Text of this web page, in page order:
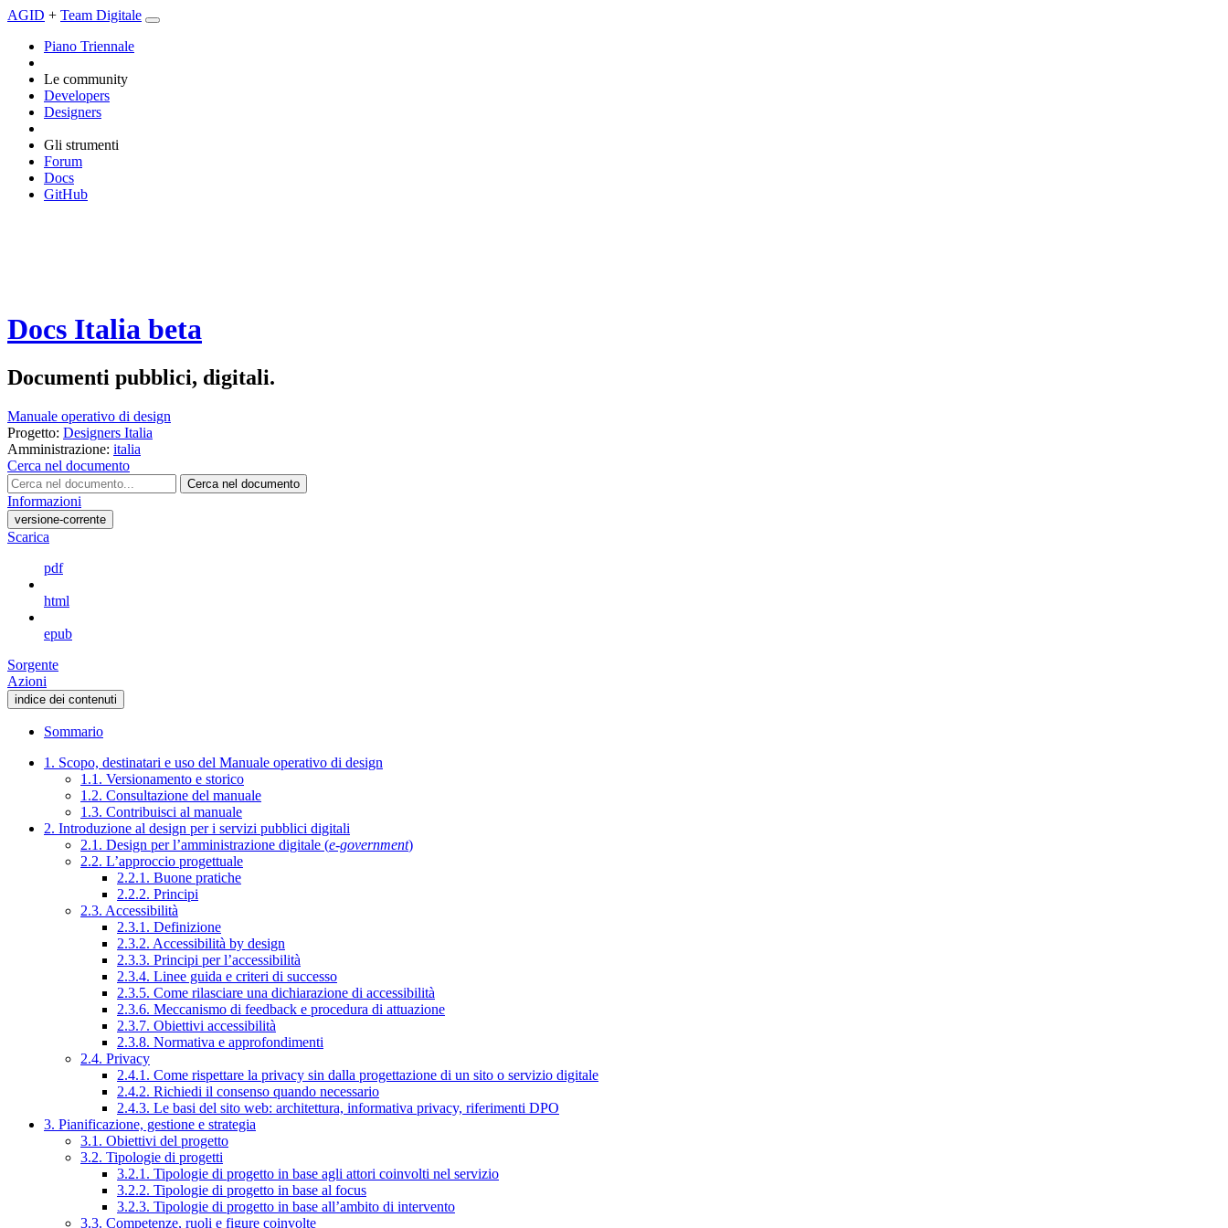
AGID + Team Digitale
Piano Triennale
Le community
Developers
Designers
Gli strumenti
Forum
Docs
GitHub
Docs Italia beta
Documenti pubblici, digitali.
Manuale operativo di design
Progetto: Designers Italia
Amministrazione: italia
Cerca nel documento
Cerca nel documento
Informazioni
versione-corrente
Scarica
pdf
html
epub
Sorgente
Azioni
indice dei contenuti
Sommario
1. Scopo, destinatari e uso del Manuale operativo di design
1.1. Versionamento e storico
1.2. Consultazione del manuale
1.3. Contribuisci al manuale
2. Introduzione al design per i servizi pubblici digitali
2.1. Design per l’amministrazione digitale (e-government)
2.2. L’approccio progettuale
2.2.1. Buone pratiche
2.2.2. Principi
2.3. Accessibilità
2.3.1. Definizione
2.3.2. Accessibilità by design
2.3.3. Principi per l’accessibilità
2.3.4. Linee guida e criteri di successo
2.3.5. Come rilasciare una dichiarazione di accessibilità
2.3.6. Meccanismo di feedback e procedura di attuazione
2.3.7. Obiettivi accessibilità
2.3.8. Normativa e approfondimenti
2.4. Privacy
2.4.1. Come rispettare la privacy sin dalla progettazione di un sito o servizio digitale
2.4.2. Richiedi il consenso quando necessario
2.4.3. Le basi del sito web: architettura, informativa privacy, riferimenti DPO
3. Pianificazione, gestione e strategia
3.1. Obiettivi del progetto
3.2. Tipologie di progetti
3.2.1. Tipologie di progetto in base agli attori coinvolti nel servizio
3.2.2. Tipologie di progetto in base al focus
3.2.3. Tipologie di progetto in base all’ambito di intervento
3.3. Competenze, ruoli e figure coinvolte